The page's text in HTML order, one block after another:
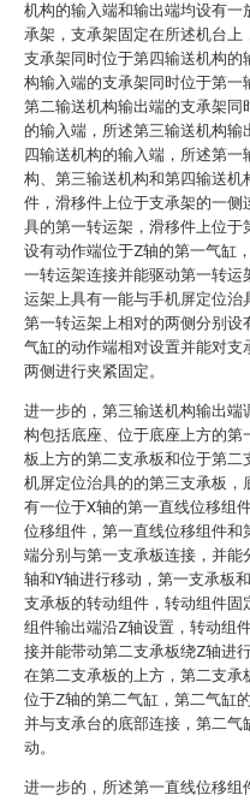
机构的输入端和输出端均设有一
承架，支承架固定在所述机台上
支承架同时位于第四输送机构的
构输入端的支承架同时位于第一
第二输送机构输出端的支承架同
的输入端，所述第三输送机构
四输送机构的输入端，所述第一
构、第三输送机构和第四输送机
件，滑移件上位于支承架的一侧
具的第一转运架，滑移件上位于
设有动作端位于Z轴的第一气缸
一转运架连接并能驱动第一转运
运架上具有一能与手机屏定位治
第一转运架上相对的两侧分别设
气缸的动作端相对设置并能对支
两侧进行夹紧固定。
进一步的，第三输送机构输出端
构包括底座、位于底座上方的第
板上方的第二支承板和位于第二
机屏定位治具的的第三支承板，
有一位于X轴的第一直线位移组
位移组件，第一直线位移组件和
端分别与第一支承板连接，并能
轴和Y轴进行移动，第一支承板
支承板的转动组件，转动组件固
组件输出端沿Z轴设置，转动组
接并能带动第二支承板绕Z轴进
在第二支承板的上方，第二支承
位于Z轴的第二气缸，第二气缸
并与支承台的底部连接，第二气
动。
进一步的，所述第一直线位移组